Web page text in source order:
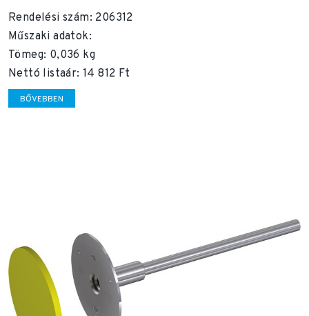
Rendelési szám: 206312
Műszaki adatok:
Tömeg: 0,036 kg
Nettó listaár: 14 812 Ft
BŐVEBBEN